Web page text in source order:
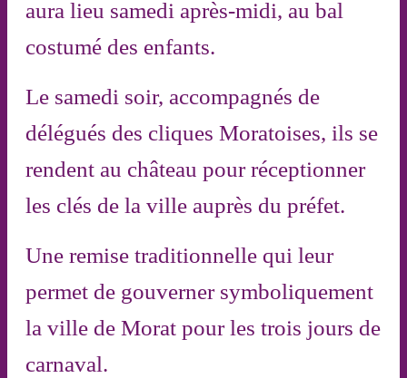
aura lieu samedi après-midi, au bal
costumé des enfants.
Le samedi soir, accompagnés de
délégués des cliques Moratoises, ils se
rendent au château pour réceptionner
les clés de la ville auprès du préfet.
Une remise traditionnelle qui leur
permet de gouverner symboliquement
la ville de Morat pour les trois jours de
carnaval.